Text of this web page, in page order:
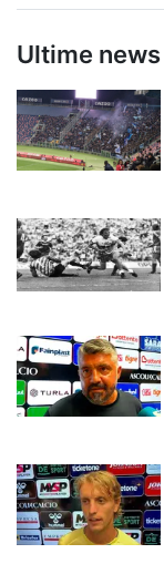
Ultime news